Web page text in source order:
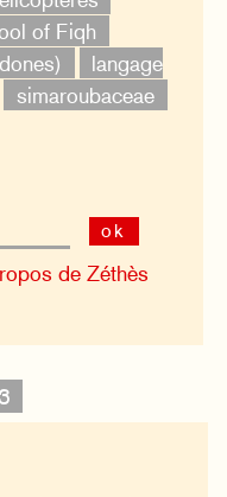
of Fiqh
langage
simaroubaceae
ok
de Zéthès